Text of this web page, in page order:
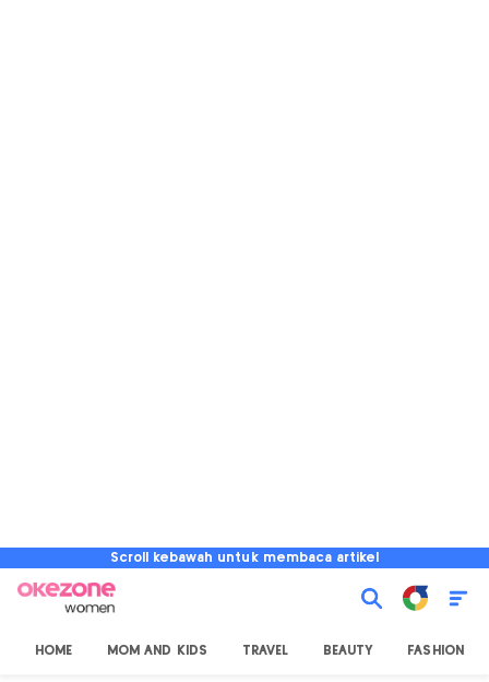
Scroll kebawah untuk membaca artikel
HOME MOM AND KIDS TRAVEL BEAUTY FASHION